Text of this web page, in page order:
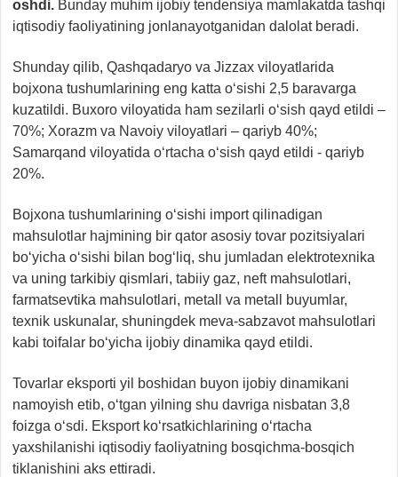
oshdi. Bunday muhim ijobiy tendensiya mamlakatda tashqi
iqtisodiy faoliyatining jonlanayotganidan dalolat beradi.
Shunday qilib, Qashqadaryo va Jizzax viloyatlarida
bojxona tushumlarining eng katta o‘sishi 2,5 baravarga
kuzatildi. Buxoro viloyatida ham sezilarli o‘sish qayd etildi –
70%; Xorazm va Navoiy viloyatlari – qariyb 40%;
Samarqand viloyatida o‘rtacha o‘sish qayd etildi - qariyb
20%.
Bojxona tushumlarining o‘sishi import qilinadigan
mahsulotlar hajmining bir qator asosiy tovar pozitsiyalari
bo‘yicha o‘sishi bilan bog‘liq, shu jumladan elektrotexnika
va uning tarkibiy qismlari, tabiiy gaz, neft mahsulotlari,
farmatsevtika mahsulotlari, metall va metall buyumlar,
texnik uskunalar, shuningdek meva-sabzavot mahsulotlari
kabi toifalar bo‘yicha ijobiy dinamika qayd etildi.
Tovarlar eksporti yil boshidan buyon ijobiy dinamikani
namoyish etib, o‘tgan yilning shu davriga nisbatan 3,8
foizga o‘sdi. Eksport ko‘rsatkichlarining o‘rtacha
yaxshilanishi iqtisodiy faoliyatning bosqichma-bosqich
tiklanishini aks ettiradi.